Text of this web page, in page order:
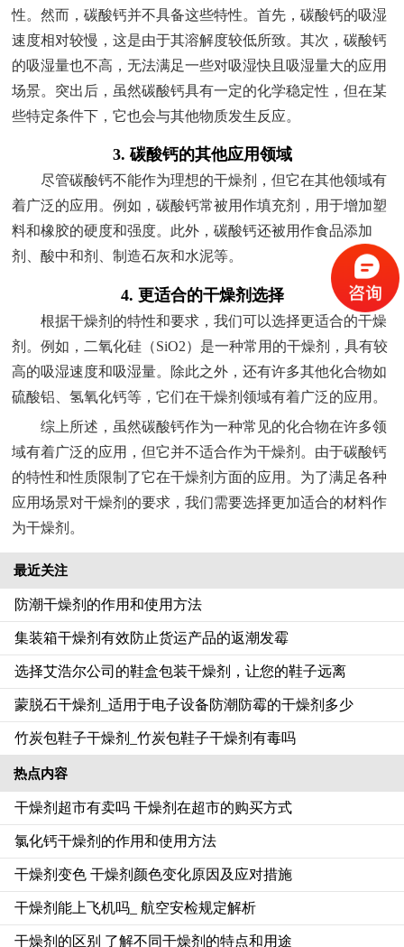
性。然而，碳酸钙并不具备这些特性。首先，碳酸钙的吸湿
速度相对较慢，这是由于其溶解度较低所致。其次，碳酸钙
的吸湿量也不高，无法满足一些对吸湿快且吸湿量大的应用
场景。突出后，虽然碳酸钙具有一定的化学稳定性，但在某
些特定条件下，它也会与其他物质发生反应。
3. 碳酸钙的其他应用领域
尽管碳酸钙不能作为理想的干燥剂，但它在其他领域有
着广泛的应用。例如，碳酸钙常被用作填充剂，用于增加塑
料和橡胶的硬度和强度。此外，碳酸钙还被用作食品添加
剂、酸中和剂、制造石灰和水泥等。
4. 更适合的干燥剂选择
根据干燥剂的特性和要求，我们可以选择更适合的干燥
剂。例如，二氧化硅（SiO2）是一种常用的干燥剂，具有较
高的吸湿速度和吸湿量。除此之外，还有许多其他化合物如
硫酸铝、氢氧化钙等，它们在干燥剂领域有着广泛的应用。
综上所述，虽然碳酸钙作为一种常见的化合物在许多领
域有着广泛的应用，但它并不适合作为干燥剂。由于碳酸钙
的特性和性质限制了它在干燥剂方面的应用。为了满足各种
应用场景对干燥剂的要求，我们需要选择更加适合的材料作
为干燥剂。
最近关注
防潮干燥剂的作用和使用方法
集装箱干燥剂有效防止货运产品的返潮发霉
选择艾浩尔公司的鞋盒包装干燥剂，让您的鞋子远离
蒙脱石干燥剂_适用于电子设备防潮防霉的干燥剂多少
竹炭包鞋子干燥剂_竹炭包鞋子干燥剂有毒吗
热点内容
干燥剂超市有卖吗 干燥剂在超市的购买方式
氯化钙干燥剂的作用和使用方法
干燥剂变色 干燥剂颜色变化原因及应对措施
干燥剂能上飞机吗_ 航空安检规定解析
干燥剂的区别 了解不同干燥剂的特点和用途